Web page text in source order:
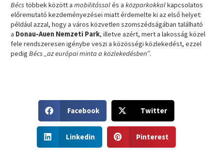
Bécstöbbek között amobilitássalés aközparkokkalkapcsolatos
előremutató kezdeményezései miatt érdemelte ki az első helyet:
például azzal, hogy a város közvetlen szomszédságában található
a Donau-Auen Nemzeti Park, illetve azért, mert a lakosság közel
fele rendszeresen igénybe veszi a közösségi közlekedést, ezzel
pedigBécs „az európai minta a közlekedésben”.
h
a
r
Facebook
h
a
Twitter
h
a
Linkedin
h
a
Pinterest